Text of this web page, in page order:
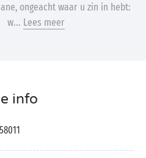
ongeacht waar u zin in hebt:
w... Lees meer
info